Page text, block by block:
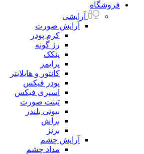
فروشگاه
آرایشی
آرایش صورت
کرم پودر
رژ گونه
پنکک
پرایمر
کانتور و هایلایتر
پودر فیکس
اسپری فیکس
تینت صورت
بیوتی بلندر
براش
برنز
آرایش چشم
مداد چشم